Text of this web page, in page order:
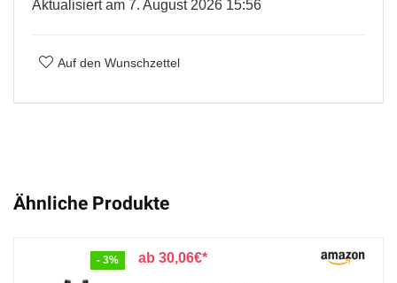
Aktualisiert am 7. August 2026 15:56
Auf den Wunschzettel
Ähnliche Produkte
- 3% 30,06€